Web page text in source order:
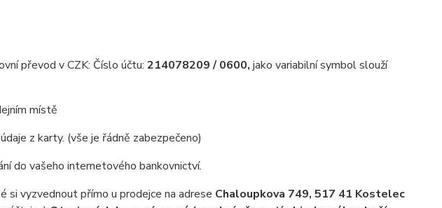
převod v CZK: Číslo účtu: 214078209 / 0600, jako variabilní symbol slouží
místě
z karty. (vše je řádně zabezpečeno)
do vašeho internetového bankovnictví.
si vyzvednout přímo u prodejce na adrese Chaloupkova 749, 517 41 Kostelec